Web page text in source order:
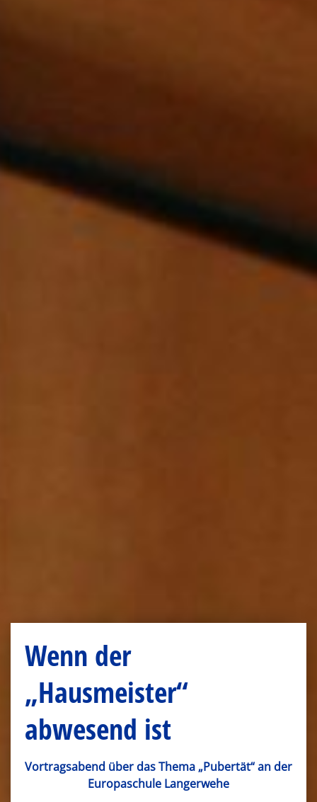
Wenn der
„Hausmeister“
abwesend ist
Vortragsabend über das Thema „Pubertät“ an der
Europaschule Langerwehe